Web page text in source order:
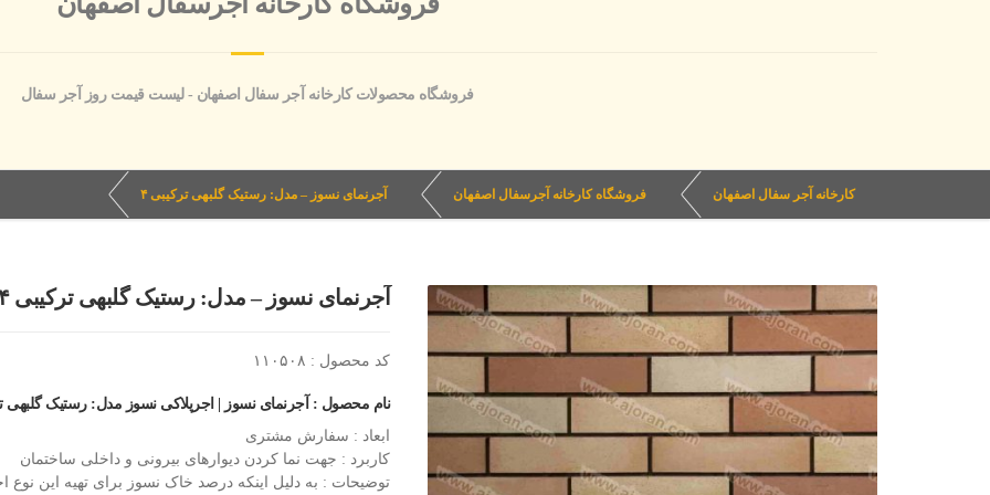
فروشگاه محصولات کارخانه آجر سفال اصفهان - لیست قیمت روز آجر سفال
کارخانه آجر سفال اصفهان فروشگاه کارخانه آجرسفال اصفهان آجرنمای نسوز – مدل: رستیک گلبهی ترکیبی ۴
آجرنمای نسوز – مدل: رستیک گلبهی ترکیبی ۴
کد محصول : ۱۱۰۵۰۸
نام محصول : آجرنمای نسوز | اجرپلاکی نسوز مدل: رستیک گلبهی
ابعاد : سفارش مشتری
کاربرد : جهت نما کردن دیوارهای بیرونی و داخلی ساختمان
توضیحات : به دلیل اینکه درصد خاک نسوز برای تهیه این نوع